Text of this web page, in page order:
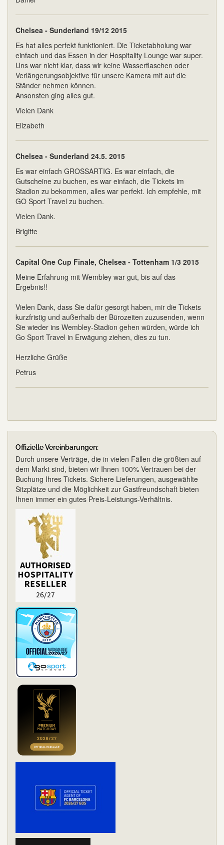
Chelsea - Sunderland 19/12 2015
Es hat alles perfekt funktioniert. Die Ticketabholung war
einfach und das Essen in der Hospitality Lounge war super.
Uns war nicht klar, dass wir keine Wasserflaschen oder
Verlängerungsobjektive für unsere Kamera mit auf die
Ständer nehmen können.
Ansonsten ging alles gut.
Vielen Dank
Elizabeth
Chelsea - Sunderland 24.5. 2015
Es war einfach GROSSARTIG. Es war einfach, die
Gutscheine zu buchen, es war einfach, die Tickets im
Stadion zu bekommen, alles war perfekt. Ich empfehle, mit
GO Sport Travel zu buchen.
Vielen Dank.
Brigitte
Capital One Cup Finale, Chelsea - Tottenham 1/3 2015
Meine Erfahrung mit Wembley war gut, bis auf das
Ergebnis!!
Vielen Dank, dass Sie dafür gesorgt haben, mir die Tickets
kurzfristig und außerhalb der Bürozeiten zuzusenden, wenn
Sie wieder ins Wembley-Stadion gehen würden, würde ich
Go Sport Travel in Erwägung ziehen, dies zu tun.
Herzliche Grüße
Petrus
Offizielle Vereinbarungen:
Durch unsere Verträge, die in vielen Fällen die größten auf
dem Markt sind, bieten wir Ihnen 100% Vertrauen bei der
Buchung Ihres Tickets. Sichere Lieferungen, ausgewählte
Sitzplätze und die Möglichkeit zur Gastfreundschaft bieten
Ihnen immer ein gutes Preis-Leistungs-Verhältnis.